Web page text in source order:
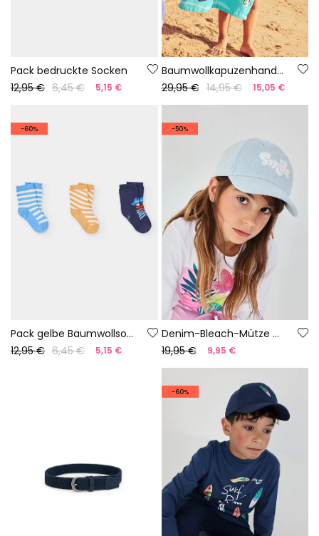
Pack bedruckte Socken
12,95 € 6,45 € 5,15 €
Baumwollkapuzenhandtuch mit Hai-Motiv
29,95 € 14,95 € 15,05 €
-60%
Pack gelbe Baumwollsocken mit Streifen
12,95 € 6,45 € 5,15 €
-50%
Denim-Bleach-Mütze mit Stickerei
19,95 €
9,95 €
-60%